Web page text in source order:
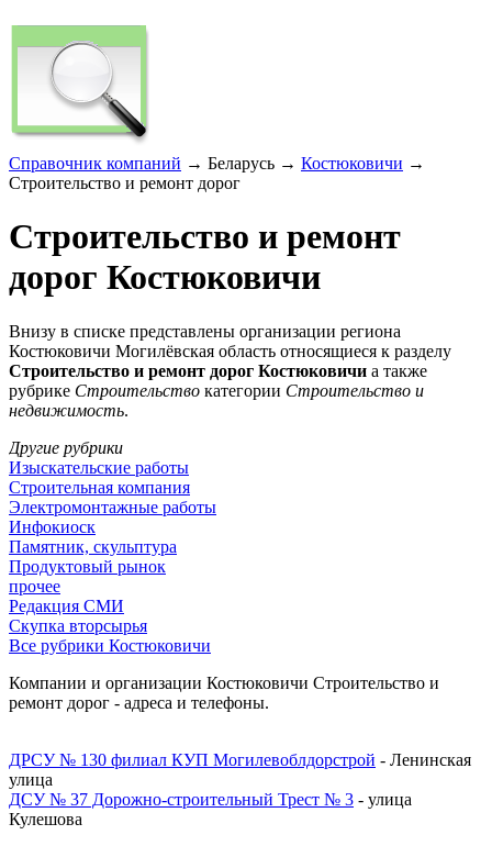
Справочник компаний → Беларусь → Костюковичи →
Строительство и ремонт дорог
Строительство и ремонт
дорог Костюковичи
Внизу в списке представлены организации региона
Костюковичи Могилёвская область относящиеся к разделу
Строительство и ремонт дорог Костюковичи а также
рубрике Строительство категории Строительство и
недвижимость.
Другие рубрики
Изыскательские работы
Строительная компания
Электромонтажные работы
Инфокиоск
Памятник, скульптура
Продуктовый рынок
прочее
Редакция СМИ
Скупка вторсырья
Все рубрики Костюковичи
Компании и организации Костюковичи Строительство и
ремонт дорог - адреса и телефоны.
ДРСУ № 130 филиал КУП Могилевоблдорстрой - Ленинская
улица
ДСУ № 37 Дорожно-строительный Трест № 3 - улица
Кулешова